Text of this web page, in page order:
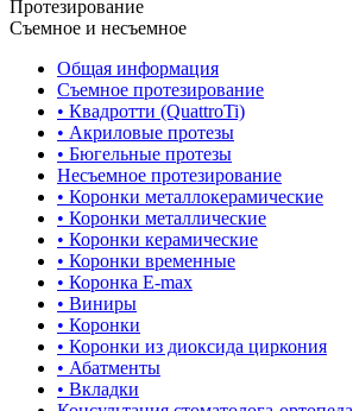
Протезирование
Съемное и несъемное
Общая информация
Съемное протезирование
• Квадротти (QuattroTi)
• Акриловые протезы
• Бюгельные протезы
Несъемное протезирование
• Коронки металлокерамические
• Коронки металлические
• Коронки керамические
• Коронки временные
• Коронка E-max
• Виниры
• Коронки
• Коронки из диоксида циркония
• Абатменты
• Вкладки